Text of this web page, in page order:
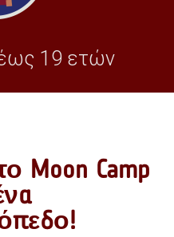
έως 19 ετών
Moon Camp